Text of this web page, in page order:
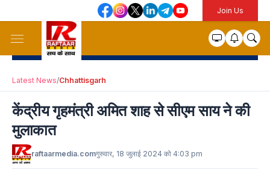
Join Us
Latest News/Chhattisgarh
केंद्रीय गृहमंत्री अमित शाह से सीएम साय ने की
मुलाकात
raftaarmedia.comगुरुवार, 18 जुलाई 2024 को 4:03 pm